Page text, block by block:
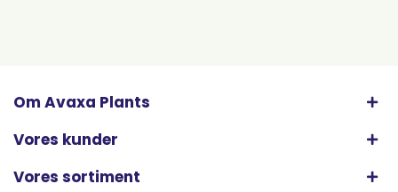
Om Avaxa Plants
Vores kunder
Vores sortiment